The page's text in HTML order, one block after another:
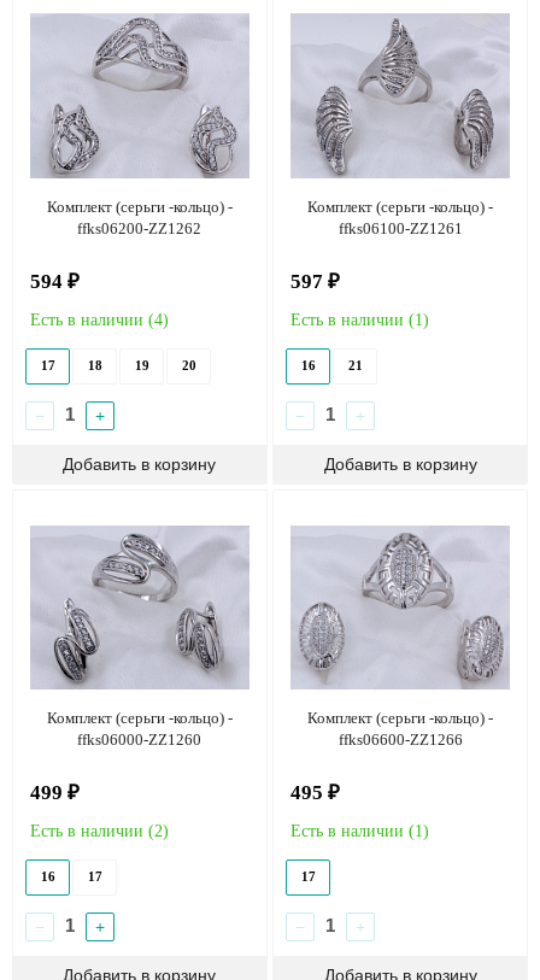
Комплект (серьги -кольцо) -
ffks06200-ZZ1262
594 ₽
Есть в наличии (4)
17 18 19 20
− +
Комплект (серьги -кольцо) -
ffks06100-ZZ1261
597 ₽
Есть в наличии (1)
16 21
− +
Комплект (серьги -кольцо) -
ffks06000-ZZ1260
499 ₽
Есть в наличии (2)
16 17
− +
Комплект (серьги -кольцо) -
ffks06600-ZZ1266
495 ₽
Есть в наличии (1)
17
− +